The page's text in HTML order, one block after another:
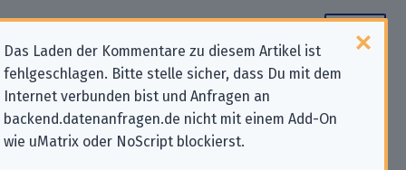
Das Laden der Kommentare zu diesem Artikel ist
fehlgeschlagen. Bitte stelle sicher, dass Du mit dem
Internet verbunden bist und Anfragen an
backend.datenanfragen.de nicht mit einem Add-On
wie uMatrix oder NoScript blockierst.
Datenschutz-Kontaktdaten für
„ALDI SÜD Dienstleistungs-SE & Co.
oHG“